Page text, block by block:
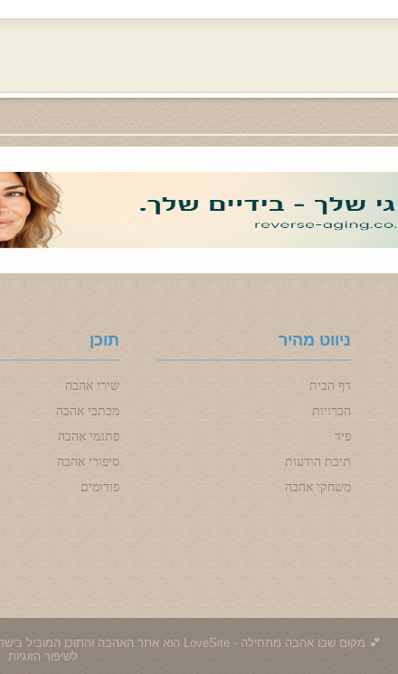
ניווט מהיר
דף הבית
הכרויות
פיד
תיבת הודעות
משחקי אהבה
תוכן
שירי אהבה
מכתבי אהבה
פתגמי אהבה
סיפורי אהבה
פורומים
לשיפור הזוגיות